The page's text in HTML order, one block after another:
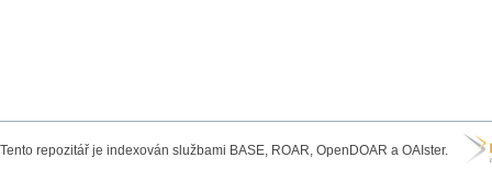
Tento repozitář je indexován službami BASE, ROAR, OpenDOAR a OAIster.